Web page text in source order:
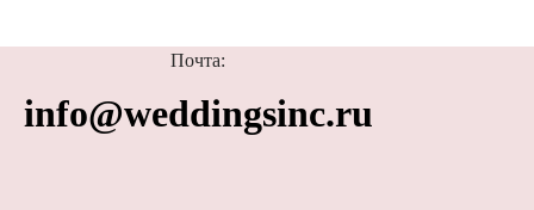
Почта:
info@weddingsinc.ru